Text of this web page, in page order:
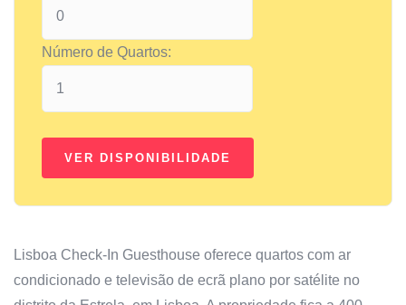
Número de Quartos:
Lisboa Check-In Guesthouse oferece quartos com ar
condicionado e televisão de ecrã plano por satélite no